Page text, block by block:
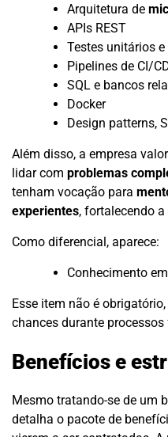
Arquitetura de
APIs REST
Testes unitários
Pipelines de CI/
SQL e bancos
Docker
Design patterns,
Além disso, a empresa
lidar com problemas
tenham vocação para
experientes, fortalecendo
Como diferencial, aparece:
Conhecimento
Esse item não é
chances durante processos
Benefícios e
Mesmo tratando-se de um
detalha o pacote de